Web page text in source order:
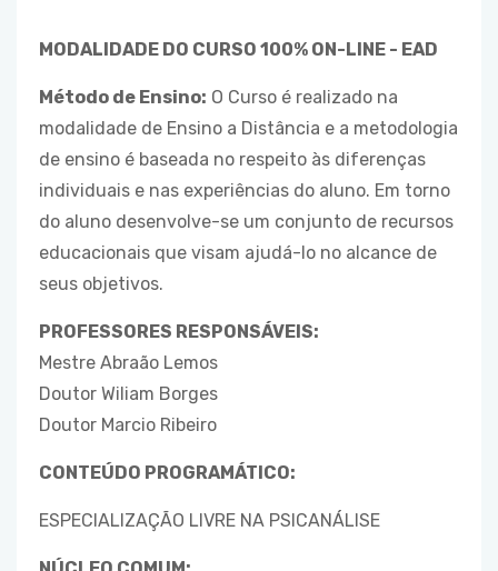
MODALIDADE DO CURSO 100% ON-LINE - EAD
Método de Ensino: O Curso é realizado na
modalidade de Ensino a Distância e a metodologia
de ensino é baseada no respeito às diferenças
individuais e nas experiências do aluno. Em torno
do aluno desenvolve-se um conjunto de recursos
educacionais que visam ajudá-lo no alcance de
seus objetivos.
PROFESSORES RESPONSÁVEIS:
Mestre Abraão Lemos
Doutor Wiliam Borges
Doutor Marcio Ribeiro
CONTEÚDO PROGRAMÁTICO:
ESPECIALIZAÇÃO LIVRE NA PSICANÁLISE